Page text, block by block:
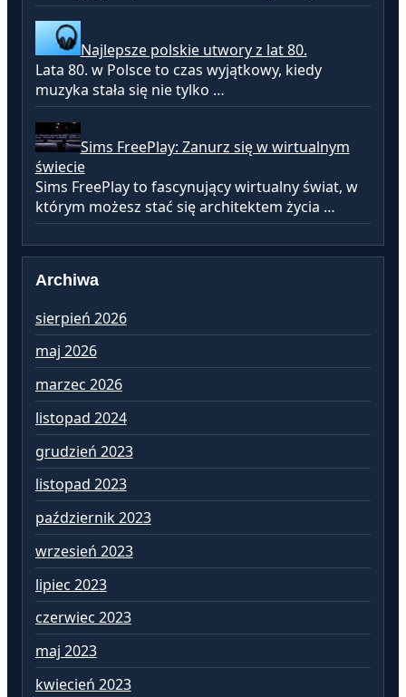
Najlepsze polskie utwory z lat 80.
Lata 80. w Polsce to czas wyjątkowy, kiedy
muzyka stała się nie tylko …
Sims FreePlay: Zanurz się w wirtualnym
świecie
Sims FreePlay to fascynujący wirtualny świat, w
którym możesz stać się architektem życia …
Archiwa
sierpień 2026
maj 2026
marzec 2026
listopad 2024
grudzień 2023
listopad 2023
październik 2023
wrzesień 2023
lipiec 2023
czerwiec 2023
maj 2023
kwiecień 2023